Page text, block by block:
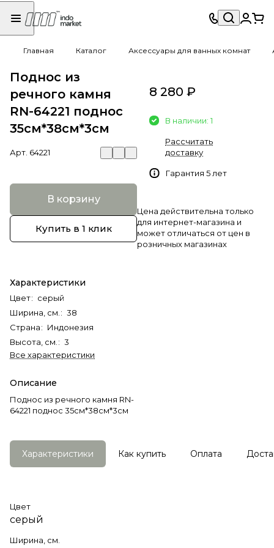
Главная Каталог Аксессуары для ванных комнат
Поднос из
речного камня
RN-64221 поднос
35см*38см*3см
Арт. 64221
В корзину
Купить в 1 клик
Характеристики
Цвет: серый
Ширина, см. : 38
Страна: Индонезия
Высота, см. : 3
Все характеристики
Описание
Поднос из речного камня RN-
64221 поднос 35см*38см*3см
8 280 ₽
В наличии: 1
Рассчитать
доставку
Гарантия 5 лет
Цена действительна только
для интернет-магазина и
может отличаться от цен в
розничных магазинах
Характеристики Как купить Оплата
Цвет
серый
Ширина, см.